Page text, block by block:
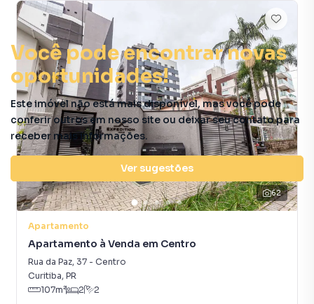
Você pode encontrar novas
oportunidades!
Este imóvel não está mais disponível, mas você pode
conferir outros em nosso site ou deixar seu contato para
receber mais informações.
Ver sugestões
62
Apartamento
Apartamento à Venda em Centro
Rua da Paz, 37 - Centro
Curitiba, PR
107m² 2 2